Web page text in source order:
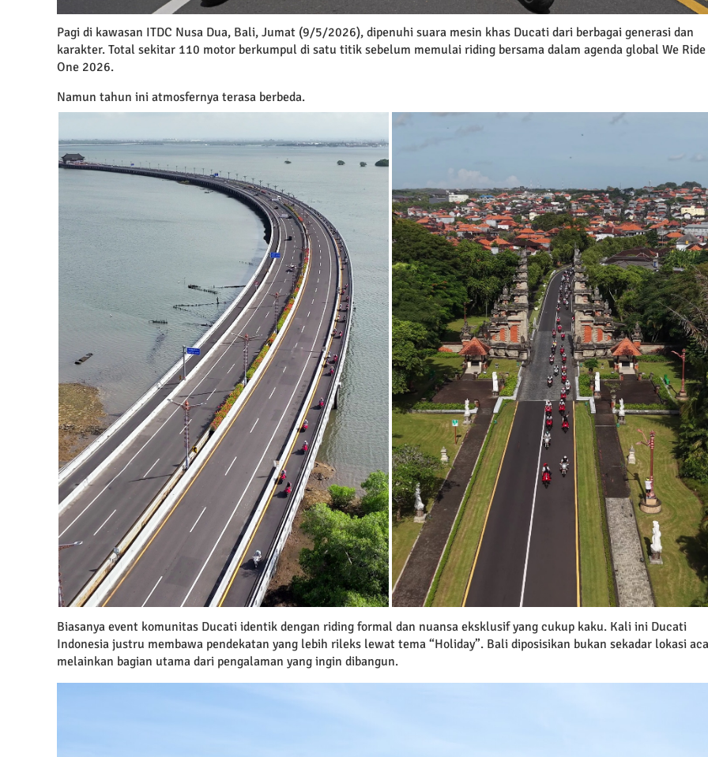
Pagi di kawasan ITDC Nusa Dua, Bali, Jumat (9/5/2026), dipenuhi suara mesin khas Ducati dari berbagai generasi dan
karakter. Total sekitar 110 motor berkumpul di satu titik sebelum memulai riding bersama dalam agenda global We Ride
One 2026.
Namun tahun ini atmosfernya terasa berbeda.
Biasanya event komunitas Ducati identik dengan riding formal dan nuansa eksklusif yang cukup kaku. Kali ini Ducati
Indonesia justru membawa pendekatan yang lebih rileks lewat tema “Holiday”. Bali diposisikan bukan sekadar lokasi
melainkan bagian utama dari pengalaman yang ingin dibangun.